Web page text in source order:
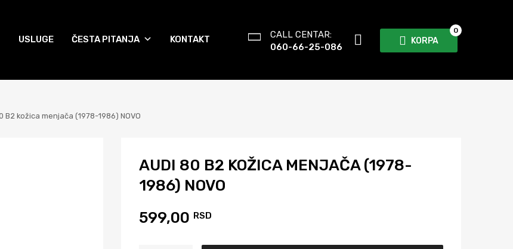
CALL CENTAR:
060-66-25-086
KORPA
0
USLUGE ČESTA PITANJA KONTAKT
B2 kožica menjača (1978-1986) NOVO
AUDI 80 B2 KOŽICA MENJAČA (1978-
1986) NOVO
599,00 RSD